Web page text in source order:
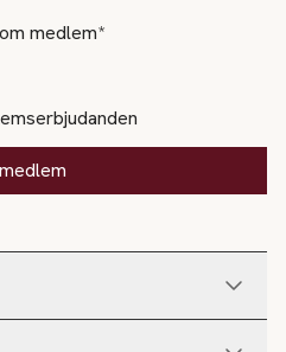
medlem*